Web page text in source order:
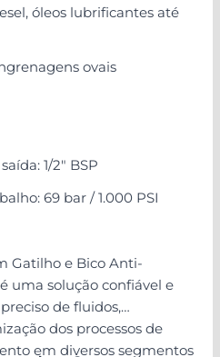
óleos lubrificantes até
ovais
1/2" BSP
69 bar / 1.000 PSI
Gatilho e Bico Anti-
uma solução confiável e
de fluidos,
dos processos de
em diversos segmentos